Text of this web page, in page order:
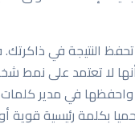
النتيجة في
أنها لا تعتمد على نمط
في مدير كلمات
بكلمة رئيسية قوية